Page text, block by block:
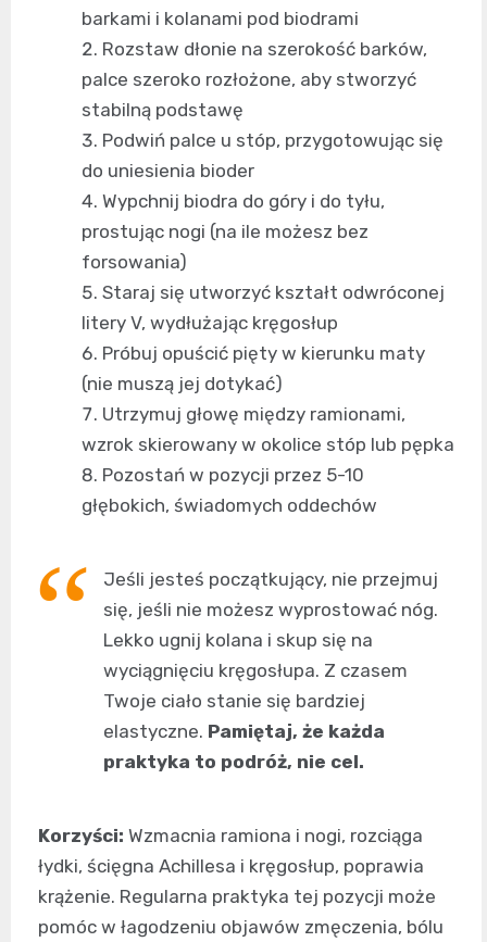
barkami i kolanami pod biodrami
Rozstaw dłonie na szerokość barków,
palce szeroko rozłożone, aby stworzyć
stabilną podstawę
Podwiń palce u stóp, przygotowując się
do uniesienia bioder
Wypchnij biodra do góry i do tyłu,
prostując nogi (na ile możesz bez
forsowania)
Staraj się utworzyć kształt odwróconej
litery V, wydłużając kręgosłup
Próbuj opuścić pięty w kierunku maty
(nie muszą jej dotykać)
Utrzymuj głowę między ramionami,
wzrok skierowany w okolice stóp lub pępka
Pozostań w pozycji przez 5-10
głębokich, świadomych oddechów
Jeśli jesteś początkujący, nie przejmuj
się, jeśli nie możesz wyprostować nóg.
Lekko ugnij kolana i skup się na
wyciągnięciu kręgosłupa. Z czasem
Twoje ciało stanie się bardziej
elastyczne. Pamiętaj, że każda
praktyka to podróż, nie cel.
Korzyści: Wzmacnia ramiona i nogi, rozciąga
łydki, ścięgna Achillesa i kręgosłup, poprawia
krążenie. Regularna praktyka tej pozycji może
pomóc w łagodzeniu objawów zmęczenia, bólu